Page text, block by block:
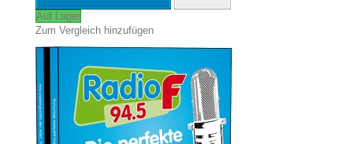
Auf Lager
Zum Vergleich hinzufügen